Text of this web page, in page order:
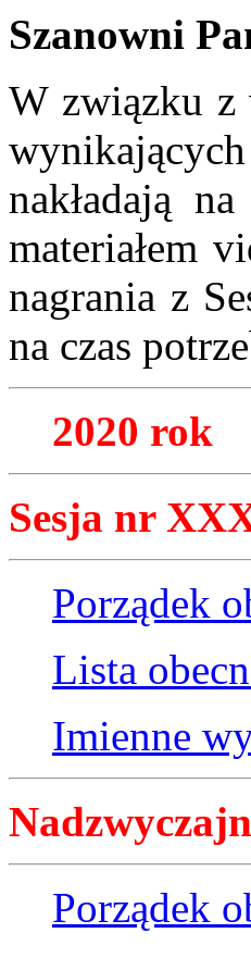
Szanowni
W związku z
nakładają
materiałem
nagrania z
na czas
2020 rok
Sesja nr
Porządek
Lista
Imienne
Porządek